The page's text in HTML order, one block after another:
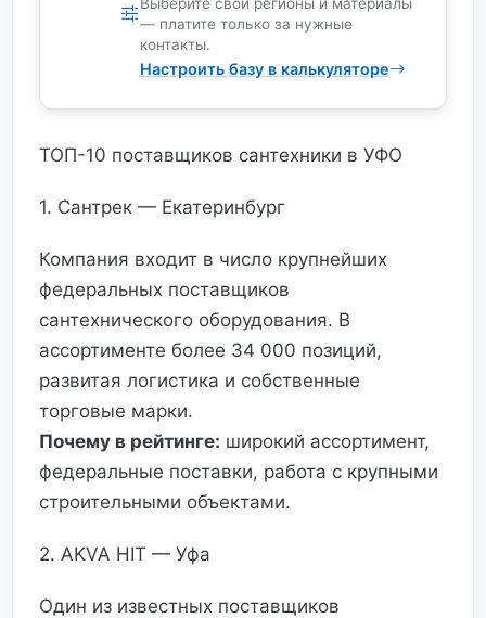
— платите только за нужные
контакты.
Настроить базу в калькуляторе
ТОП-10 поставщиков сантехники в УФО
1. Сантрек — Екатеринбург
Компания входит в число крупнейших
федеральных поставщиков
сантехнического оборудования. В
ассортименте более 34 000 позиций,
развитая логистика и собственные
торговые марки.
Почему в рейтинге: широкий ассортимент,
федеральные поставки, работа с крупными
строительными объектами.
2. AKVA HIT — Уфа
Один из известных поставщиков